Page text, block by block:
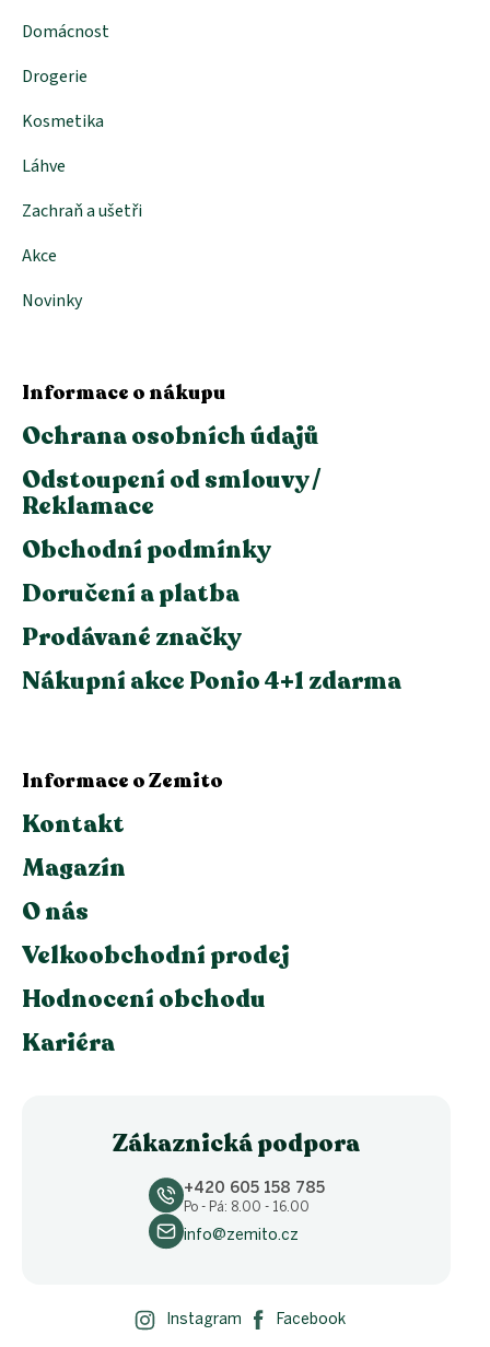
Domácnost
Drogerie
Kosmetika
Láhve
Zachraň a ušetři
Akce
Novinky
Informace o nákupu
Ochrana osobních údajů
Odstoupení od smlouvy /
Reklamace
Obchodní podmínky
Doručení a platba
Prodávané značky
Nákupní akce Ponio 4+1 zdarma
Informace o Zemito
Kontakt
Magazín
O nás
Velkoobchodní prodej
Hodnocení obchodu
Kariéra
Zákaznická podpora
+420 605 158 785
Po - Pá: 8.00 - 16.00
info@zemito.cz
Instagram Facebook